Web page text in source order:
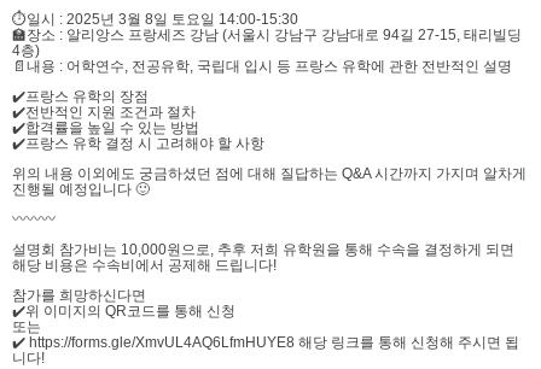
⏱️일시 : 2025년 3월 8일 토요일 14:00-15:30
🏫장소 : 알리앙스 프랑세즈 강남 (서울시 강남구 강남대로 94길 27-15, 태리빌딩
4층)
📄내용 : 어학연수, 전공유학, 국립대 입시 등 프랑스 유학에 관한 전반적인 설명
✔️프랑스 유학의 장점
✔️전반적인 지원 조건과 절차
✔️합격률을 높일 수 있는 방법
✔️프랑스 유학 결정 시 고려해야 할 사항
위의 내용 이외에도 궁금하셨던 점에 대해 질답하는 Q&A 시간까지 가지며 알차게
진행될 예정입니다 🙂
〰️〰️〰️
설명회 참가비는 10,000원으로, 추후 저희 유학원을 통해 수속을 결정하게 되면
해당 비용은 수속비에서 공제해 드립니다!
참가를 희망하신다면
✔️위 이미지의 QR코드를 통해 신청
또는
✔️ https://forms.gle/XmvUL4AQ6LfmHUYE8 해당 링크를 통해 신청해 주시면 됩
니다!